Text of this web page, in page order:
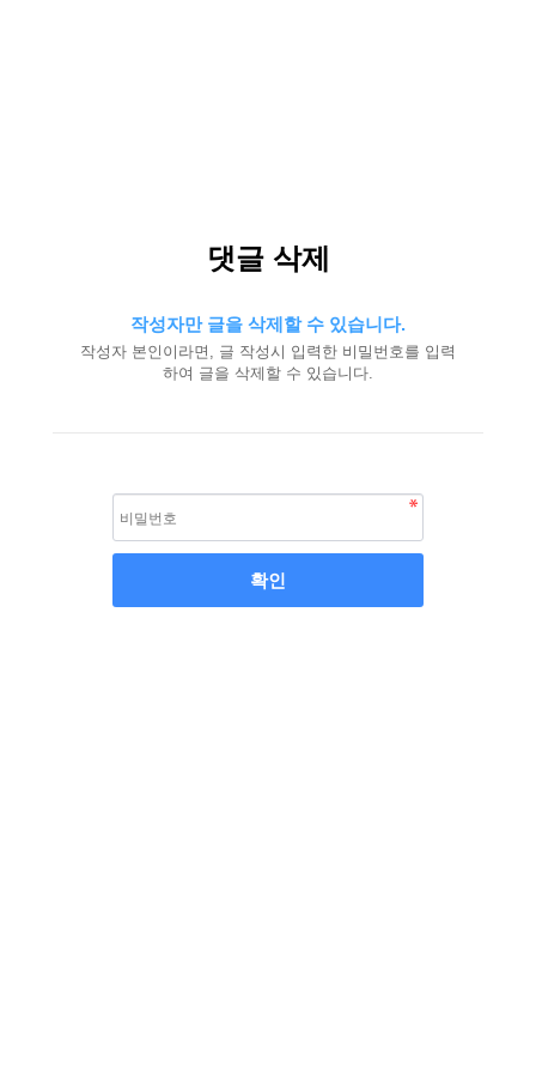
댓글 삭제
작성자만 글을 삭제할 수 있습니다.
작성자 본인이라면, 글 작성시 입력한 비밀번호를 입력
하여 글을 삭제할 수 있습니다.